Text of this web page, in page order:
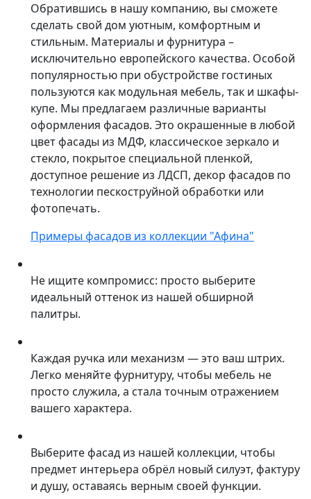
Обратившись в нашу компанию, вы сможете
сделать свой дом уютным, комфортным и
стильным. Материалы и фурнитура –
исключительно европейского качества. Особой
популярностью при обустройстве гостиных
пользуются как модульная мебель, так и шкафы-
купе. Мы предлагаем различные варианты
оформления фасадов. Это окрашенные в любой
цвет фасады из МДФ, классическое зеркало и
стекло, покрытое специальной пленкой,
доступное решение из ЛДСП, декор фасадов по
технологии пескоструйной обработки или
фотопечать.
Примеры фасадов из коллекции "Афина"
Не ищите компромисс: просто выберите
идеальный оттенок из нашей обширной
палитры.
Каждая ручка или механизм — это ваш штрих.
Легко меняйте фурнитуру, чтобы мебель не
просто служила, а стала точным отражением
вашего характера.
Выберите фасад из нашей коллекции, чтобы
предмет интерьера обрёл новый силуэт, фактуру
и душу, оставаясь верным своей функции.